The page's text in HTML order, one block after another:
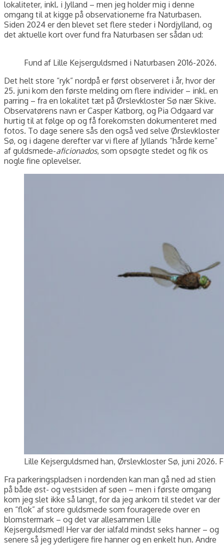
lokaliteter, inkl. i Jylland – men jeg holder mig i denne
omgang til at kigge på observationerne fra Naturbasen.
Siden 2024 er den blevet set flere steder i Nordjylland, og
det aktuelle kort over fund fra Naturbasen ser sådan ud:
Fund af Lille Kejserguldsmed i Naturbasen 2016-2026.
Det helt store “ryk” nordpå er først observeret i år, hvor der
25. juni kom den første melding om flere individer – inkl. en
parring – fra en lokalitet tæt på Ørslevkloster Sø nær Skive.
Observatørens navn er Casper Katborg, og Pia Odgaard var
hurtig til at følge op og få forekomsten dokumenteret med
fotos. To dage senere sås den også ved selve Ørslevkloster
Sø, og i dagene derefter var vi flere af Jyllands “hårde kerne”
af guldsmede-aficionados, som opsøgte stedet og fik os
nogle fine oplevelser.
Lille Kejserguldsmed han, Ørslevkloster Sø, juni 2026.
Fra parkeringspladsen i nordenden kan man gå ned ad stien
på både øst- og vestsiden af søen – men i første omgang
kom jeg slet ikke så langt, for da jeg ankom til stedet var der
en “flok” af store guldsmede som fouragerede over en
blomstermark – og det var allesammen Lille
Kejserguldsmed! Her var der ialfald mindst seks hanner – og
senere så jeg yderligere fire hanner og en enkelt hun. Andre